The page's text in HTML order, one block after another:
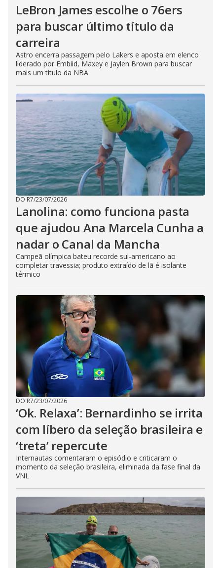
LeBron James escolhe o 76ers
para buscar último título da
carreira
Astro encerra passagem pelo Lakers e aposta em elenco
liderado por Embiid, Maxey e Jaylen Brown para buscar
mais um título da NBA
DO R7/23/07/2026
Lanolina: como funciona pasta
que ajudou Ana Marcela Cunha a
nadar o Canal da Mancha
Campeã olímpica bateu recorde sul-americano ao
completar travessia; produto extraído de lã é isolante
térmico
DO R7/23/07/2026
‘Ok. Relaxa’: Bernardinho se irrita
com líbero da seleção brasileira e
‘treta’ repercute
Internautas comentaram o episódio e criticaram o
momento da seleção brasileira, eliminada da fase final da
VNL